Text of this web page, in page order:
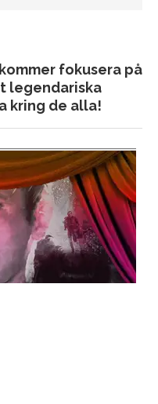
fokusera på
legendariska
kring de alla!